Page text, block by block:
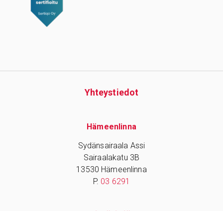
Yhteys­tiedot
Hämeenlinna
Sydänsairaala Assi
Sairaalakatu 3B
13530 Hämeenlinna
P. 03 6291